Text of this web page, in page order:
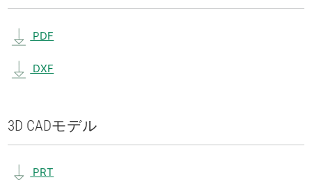
PDF
DXF
3D CADモデル
PRT